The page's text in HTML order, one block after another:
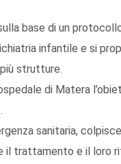
base di un
infantile e si
strutture.
di Matera
sanitaria,
trattamento e il loro